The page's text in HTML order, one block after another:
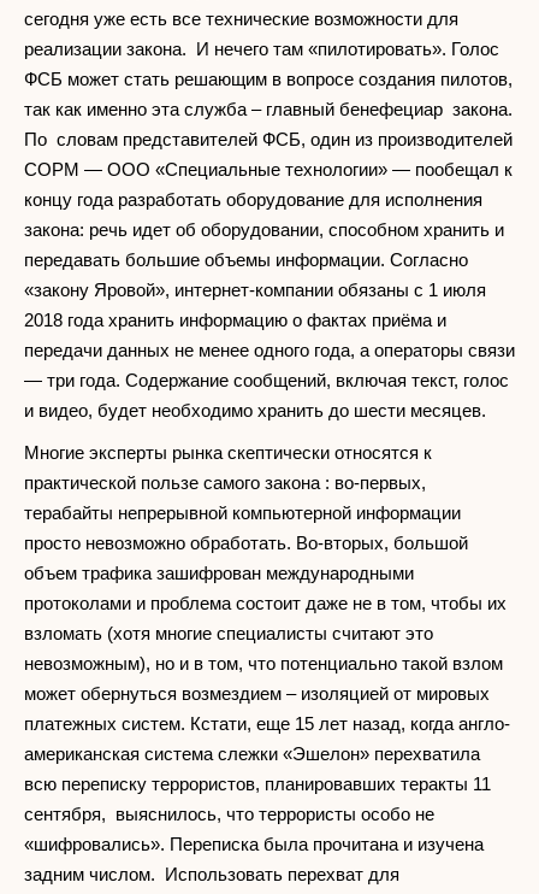
сегодня уже есть все технические возможности для
реализации закона. И нечего там «пилотировать». Голос
ФСБ может стать решающим в вопросе создания пилотов,
так как именно эта служба – главный бенефециар закона.
По словам представителей ФСБ, один из производителей
СОРМ — ООО «Специальные технологии» — пообещал к
концу года разработать оборудование для исполнения
закона: речь идет об оборудовании, способном хранить и
передавать большие объемы информации. Согласно
«закону Яровой», интернет-компании обязаны с 1 июля
2018 года хранить информацию о фактах приёма и
передачи данных не менее одного года, а операторы связи
— три года. Содержание сообщений, включая текст, голос
и видео, будет необходимо хранить до шести месяцев.
Многие эксперты рынка скептически относятся к
практической пользе самого закона : во-первых,
терабайты непрерывной компьютерной информации
просто невозможно обработать. Во-вторых, большой
объем трафика зашифрован международными
протоколами и проблема состоит даже не в том, чтобы их
взломать (хотя многие специалисты считают это
невозможным), но и в том, что потенциально такой взлом
может обернуться возмездием – изоляцией от мировых
платежных систем. Кстати, еще 15 лет назад, когда англо-
американская система слежки «Эшелон» перехватила
всю переписку террористов, планировавших теракты 11
сентября, выяснилось, что террористы особо не
«шифровались». Переписка была прочитана и изучена
задним числом. Использовать перехват для